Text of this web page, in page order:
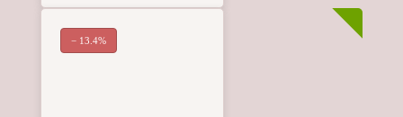
− 13.4%